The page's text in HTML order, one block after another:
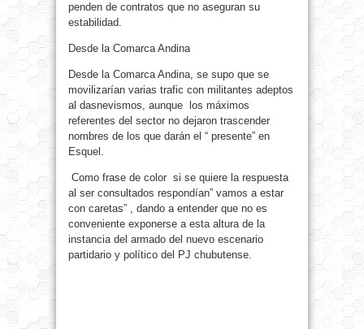
penden de contratos que no aseguran su
estabilidad.
Desde la Comarca Andina
Desde la Comarca Andina, se supo que se
movilizarían varias trafic con militantes adeptos
al dasnevismos, aunque los máximos
referentes del sector no dejaron trascender
nombres de los que darán el “ presente” en
Esquel.
Como frase de color si se quiere la respuesta
al ser consultados respondían” vamos a estar
con caretas” , dando a entender que no es
conveniente exponerse a esta altura de la
instancia del armado del nuevo escenario
partidario y político del PJ chubutense.